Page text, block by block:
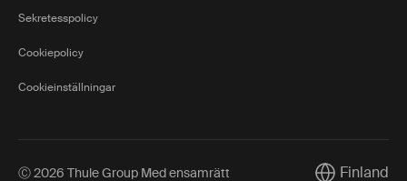
Sekretesspolicy
Cookiepolicy
Cookieinställningar
Ⓒ 2026 Thule Group Med ensamrätt Finland